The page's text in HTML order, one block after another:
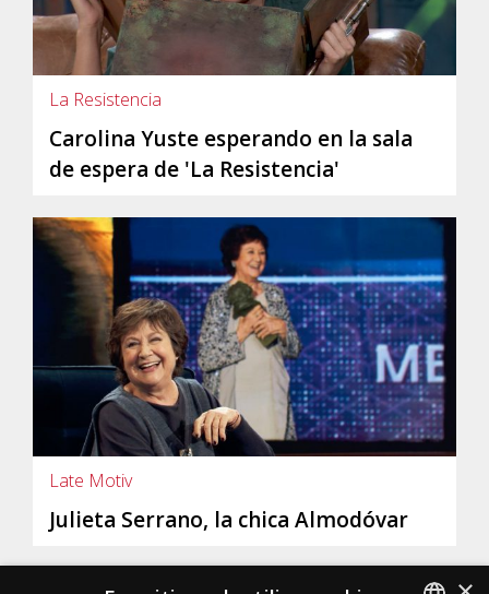
La Resistencia
Carolina Yuste esperando en la sala
de espera de 'La Resistencia'
Late Motiv
Julieta Serrano, la chica Almodóvar